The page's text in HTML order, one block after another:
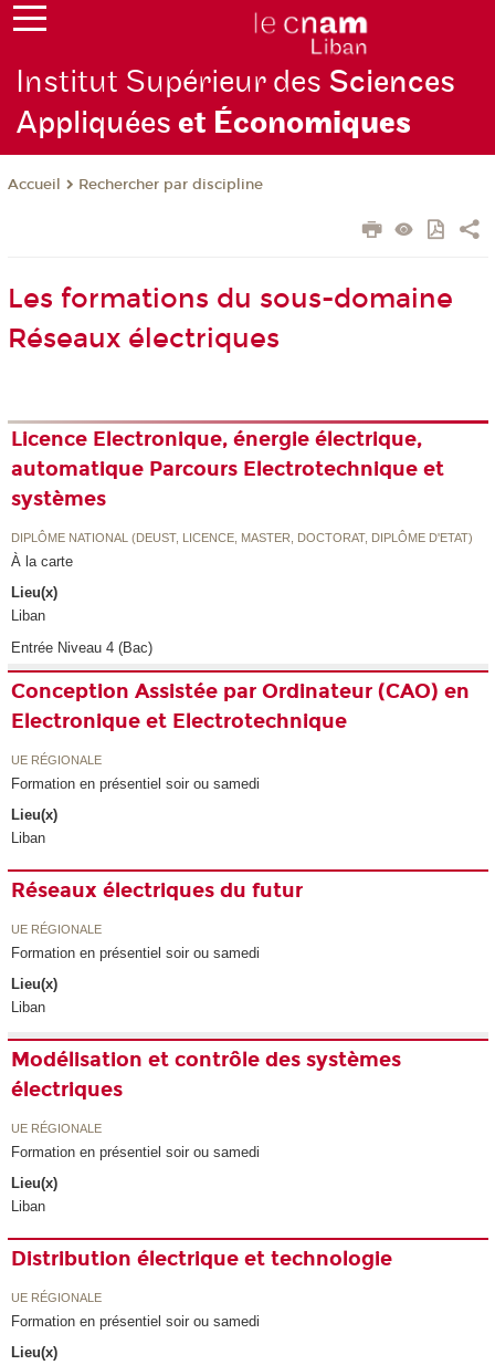
Institut Supérieur des Sciences
Appliquéeset Économiques
Accueil Rechercher par discipline
Les formations du sous-domaine
Réseaux électriques
Licence Electronique, énergie électrique,
automatique Parcours Electrotechnique et
systèmes
DIPLÔME NATIONAL (DEUST, LICENCE, MASTER, DOCTORAT, DIPLÔME D'ETAT)
À la carte
Lieu(x)
Liban
Entrée Niveau 4 (Bac)
Conception Assistée par Ordinateur (CAO) en
Electronique et Electrotechnique
UE RÉGIONALE
Formation en présentiel soir ou samedi
Lieu(x)
Liban
Réseaux électriques du futur
UE RÉGIONALE
Formation en présentiel soir ou samedi
Lieu(x)
Liban
Modélisation et contrôle des systèmes
électriques
UE RÉGIONALE
Formation en présentiel soir ou samedi
Lieu(x)
Liban
Distribution électrique et technologie
UE RÉGIONALE
Formation en présentiel soir ou samedi
Lieu(x)